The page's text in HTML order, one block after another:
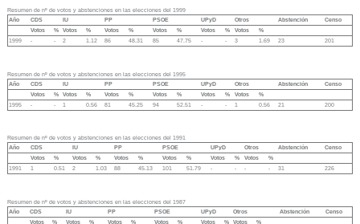
Resumen de nº de votos y abstenciones en las elecciones del 1999
Año
CDS IU PP PSOE UPyD Otros Abstención
Censo
Votos
% Votos % Votos % Votos % Votos % Votos
%
1999
- - 2 1.12 86 48.31 85 47.75 - - 3 1.69 23 201
Resumen de nº de votos y abstenciones en las elecciones del 1995
Año
CDS IU PP PSOE UPyD Otros Abstención
Censo
Votos
% Votos % Votos % Votos % Votos % Votos
%
1995
- - 1 0.56 81 45.25 94 52.51 - - 1 0.56 21 200
Resumen de nº de votos y abstenciones en las elecciones del 1991
Año
CDS IU PP PSOE UPyD Otros Abstención
Censo
Votos
% Votos % Votos % Votos % Votos % Votos
%
1991
1 0.51 2 1.03 88 45.13 101 51.79 - - - - 31 226
Resumen de nº de votos y abstenciones en las elecciones del 1987
Año
CDS IU PP PSOE UPyD Otros Abstención
Censo
Votos
% Votos % Votos % Votos % Votos % Votos %